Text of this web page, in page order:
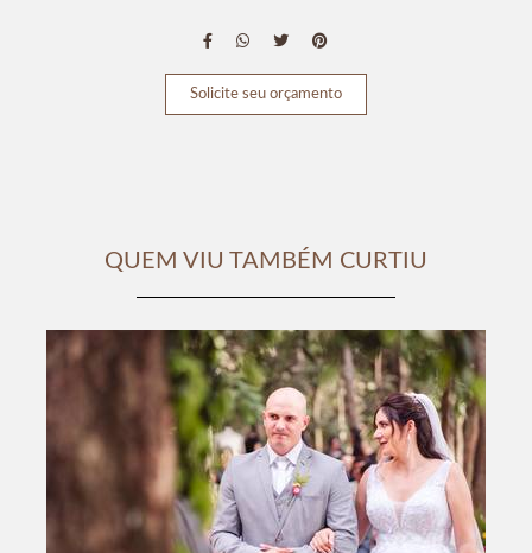
Solicite seu orçamento
QUEM VIU TAMBÉM CURTIU